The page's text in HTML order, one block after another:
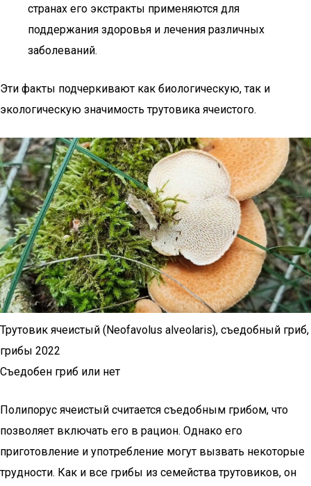
странах его экстракты применяются для
поддержания здоровья и лечения различных
заболеваний.
Эти факты подчеркивают как биологическую, так и
экологическую значимость трутовика ячеистого.
Трутовик ячеистый (Neofavolus alveolaris), съедобный гриб,
грибы 2022
Съедобен гриб или нет
Полипорус ячеистый считается съедобным грибом, что
позволяет включать его в рацион. Однако его
приготовление и употребление могут вызвать некоторые
трудности. Как и все грибы из семейства трутовиков, он